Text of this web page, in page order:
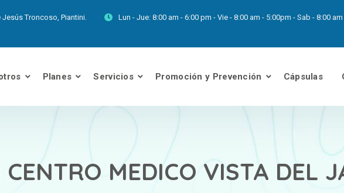
Jesús Troncoso, Piantini. Lun - Jue: 8:00 am - 6:00 pm - Vie - 8:00 am - 5:00pm - Sab - 8:00
Planes Servicios Promoción y Prevención Cápsulas
CENTRO MEDICO VISTA DEL